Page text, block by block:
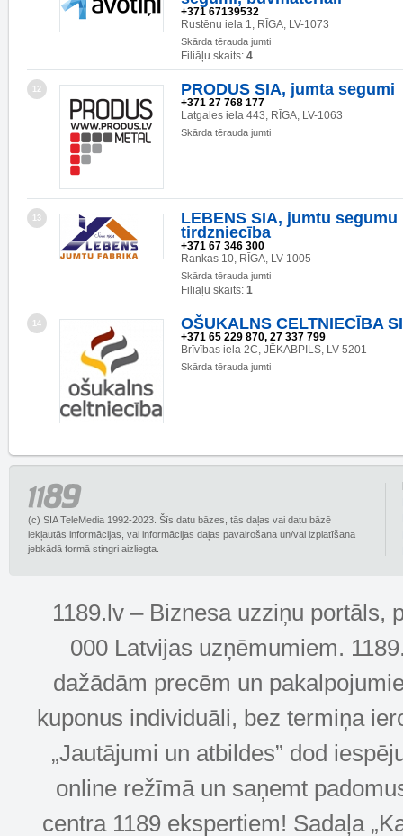
+371 67139532
Rustēnu iela 1, RĪGA, LV-1073
Skārda tērauda jumti
Filiāļu skaits: 4
12 PRODUS SIA, jumta segumi
+371 27 768 177
Latgales iela 443, RĪGA, LV-1063
Skārda tērauda jumti
13
LEBENS SIA, jumtu
tirdzniecība
+371 67 346 300
Rankas 10, RĪGA, LV-1005
Skārda tērauda jumti
Filiāļu skaits: 1
14 OŠUKALNS CELTNIECĪBA
+371 65 229 870, 27 337 799
Brīvības iela 2C, JĒKABPILS, LV-5201
Skārda tērauda jumti
(c) SIA TeleMedia 1992-2023. Šīs datu bāzes, tās daļas vai datu bāzē
iekļautās informācijas, vai informācijas daļas pavairošana un/vai izplatīšana
jebkādā formā stingri aizliegta.
1189.lv – Biznesa uzziņu portāls,
000 Latvijas uzņēmumiem.
dažādām precēm un
kuponus individuāli, bez termiņa
„Jautājumi un atbildes” dod
online režīmā un saņemt
centra 1189 ekspertiem! Sadaļa